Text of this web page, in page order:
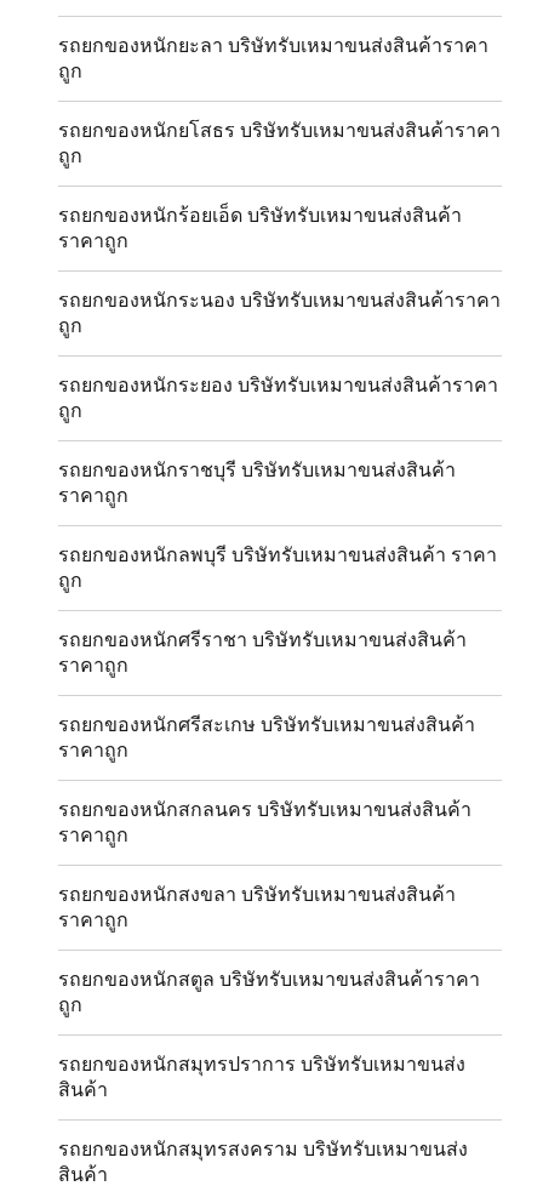
รถยกของหนักยะลา บริษัทรับเหมาขนส่งสินค้าราคา
ถูก
รถยกของหนักยโสธร บริษัทรับเหมาขนส่งสินค้าราคา
ถูก
รถยกของหนักร้อยเอ็ด บริษัทรับเหมาขนส่งสินค้า
ราคาถูก
รถยกของหนักระนอง บริษัทรับเหมาขนส่งสินค้าราคา
ถูก
รถยกของหนักระยอง บริษัทรับเหมาขนส่งสินค้าราคา
ถูก
รถยกของหนักราชบุรี บริษัทรับเหมาขนส่งสินค้า
ราคาถูก
รถยกของหนักลพบุรี บริษัทรับเหมาขนส่งสินค้า ราคา
ถูก
รถยกของหนักศรีราชา บริษัทรับเหมาขนส่งสินค้า
ราคาถูก
รถยกของหนักศรีสะเกษ บริษัทรับเหมาขนส่งสินค้า
ราคาถูก
รถยกของหนักสกลนคร บริษัทรับเหมาขนส่งสินค้า
ราคาถูก
รถยกของหนักสงขลา บริษัทรับเหมาขนส่งสินค้า
ราคาถูก
รถยกของหนักสตูล บริษัทรับเหมาขนส่งสินค้าราคา
ถูก
รถยกของหนักสมุทรปราการ บริษัทรับเหมาขนส่ง
สินค้า
รถยกของหนักสมุทรสงคราม บริษัทรับเหมาขนส่ง
สินค้า